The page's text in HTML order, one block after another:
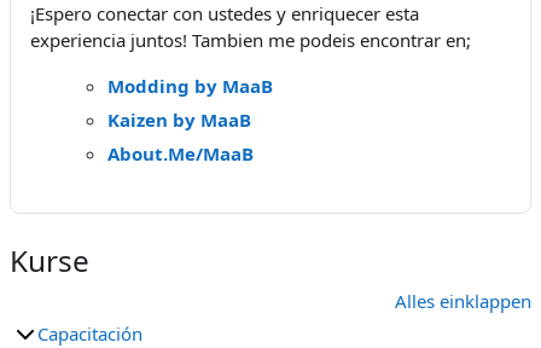
¡Espero conectar con ustedes y enriquecer esta
experiencia juntos! Tambien me podeis encontrar en;
Modding by MaaB
Kaizen by MaaB
About.Me/MaaB
Kurse
Alles einklappen
Capacitación